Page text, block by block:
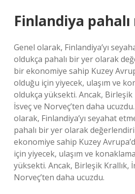
Finlandiya pahalı
Genel olarak, Finlandiya’yı
oldukça pahalı bir yer olarak
bir ekonomiye sahip Kuzey
olduğu için yiyecek, ulaşım ve
oldukça yüksekti. Ancak, Birleşik
İsveç ve Norveç’ten daha
olarak, Finlandiya’yı seyahat
pahalı bir yer olarak
ekonomiye sahip Kuzey
için yiyecek, ulaşım ve
yüksekti. Ancak, Birleşik Krallık,
Norveç’ten daha ucuzdu.